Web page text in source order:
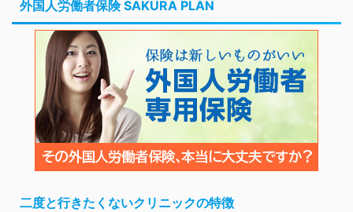
外国人労働者保険 SAKURA PLAN
二度と行きたくないクリニックの特徴